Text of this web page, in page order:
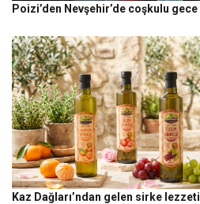
Poizi’den Nevşehir’de coşkulu gece
Kaz Dağları’ndan gelen sirke lezzeti